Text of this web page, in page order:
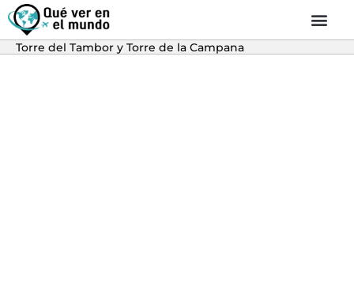
Torre del Tambor y Torre de la Campana